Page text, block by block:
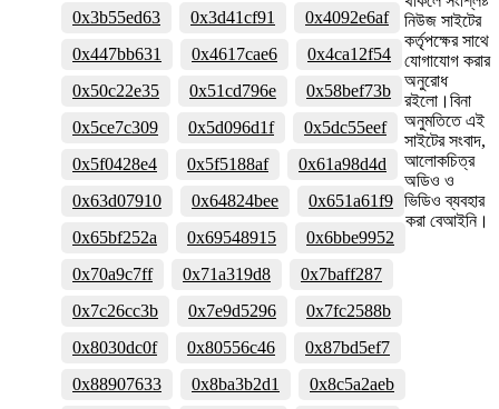
0x3b55ed63 0x3d41cf91
0x4092e6af
0x447bb631
0x4617cae6
0x4ca12f54
0x50c22e35
0x51cd796e
0x58bef73b
0x5ce7c309
0x5d096d1f
0x5dc55eef
0x5f0428e4
0x5f5188af
0x61a98d4d
0x63d07910
0x64824bee
0x651a61f9
0x65bf252a
0x69548915
0x6bbe9952
0x70a9c7ff
0x71a319d8
0x7baff287
0x7c26cc3b
0x7e9d5296
0x7fc2588b
0x8030dc0f
0x80556c46
0x87bd5ef7
0x88907633
0x8ba3b2d1
0x8c5a2aeb
নিউজ সাইটের
কর্তৃপক্ষের সাথে
যোগাযোগ করার
অনুরোধ
রইলো।বিনা
অনুমতিতে এই
সাইটের সংবাদ,
আলোকচিত্র
অডিও ও
ভিডিও ব্যবহার
করা বেআইনি।